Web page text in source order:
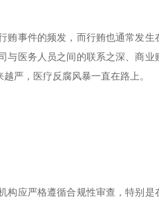
事件的频发，而行贿也通常发生
医务人员之间的联系之深、商业
严，医疗反腐风暴一直在路上。
应严格遵循合规性审查，特别是